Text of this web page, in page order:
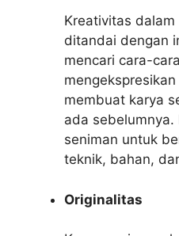
Kreativitas
ditandai dengan
mencari cara-
membuat karya
ada sebelumnya.
seniman untuk
teknik, bahan,
Originalitas